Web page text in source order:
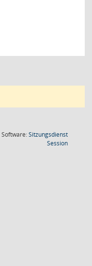
Software:Sitzungsdienst
Session(Wird in